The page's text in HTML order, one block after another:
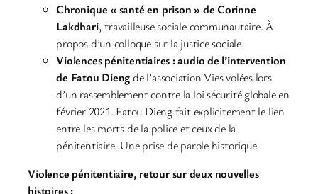
Chronique « santé en prison » de Corinne
Lakdhari, travailleuse sociale communautaire. À
propos d’un colloque sur la justice sociale.
Violences pénitentiaires : audio de l’intervention
de Fatou Diengde l’association Vies volées lors
d’un rassemblement contre la loi sécurité globale en
février 2021. Fatou Dieng fait explicitement le lien
entre les morts de la police et ceux de la
pénitentiaire. Une prise de parole historique.
Violence pénitentiaire, retour sur deux nouvelles
histoires :